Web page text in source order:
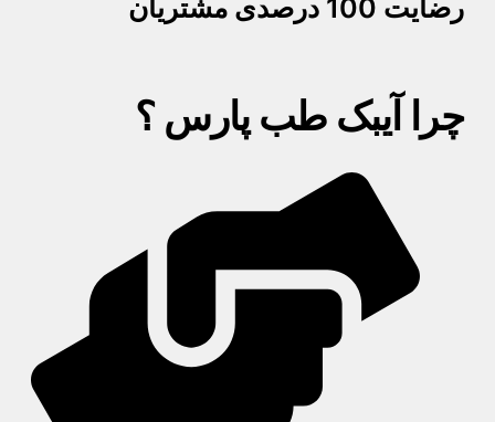
رضایت 100 درصدی مشتریان
چرا آیبک طب پارس ؟